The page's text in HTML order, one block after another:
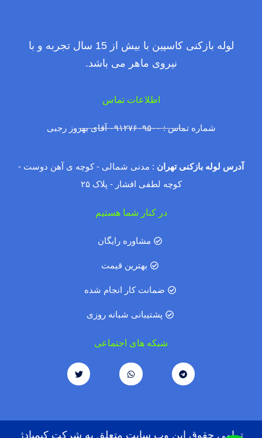
لوله بازکنی کاسپین با بیش از 15 سال تجربه و با
نیروی ماهر می باشد.
اطلاعات تماس
شماره تماس : ۰۹۱۲۷۶۰۹۵۰۰ آقای بهروز رجبی
آدرس لوله بازکنی تهران : مدنی شمالی - کوچه ی آهن دوست -
کوچه لطفی افشار - پلاک ۲۵
در کنار شما هستیم
مشاوره رایگان
بهترین قیمت
ضمانت کار انجام شده
پشتیبانی شبانه روزی
شبکه های اجتماعی
تمامی حقوق این وب سایت متعلق به شرکت کیمیادژ